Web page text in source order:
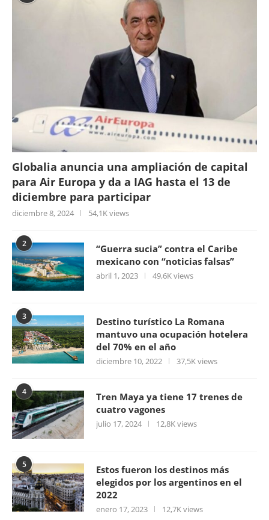
Globalia anuncia una ampliación de capital
para Air Europa y da a IAG hasta el 13 de
diciembre para participar
diciembre 8, 2024 54,1K views
2
“Guerra sucia” contra el Caribe
mexicano con “noticias falsas”
abril 1, 2023 49,6K views
3
Destino turístico La Romana
mantuvo una ocupación hotelera
del 70% en el año
diciembre 10, 2022 37,5K views
4
Tren Maya ya tiene 17 trenes de
cuatro vagones
julio 17, 2024 12,8K views
5
Estos fueron los destinos más
elegidos por los argentinos en el
2022
enero 17, 2023 12,7K views